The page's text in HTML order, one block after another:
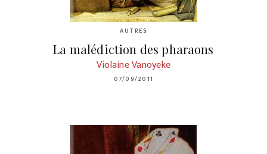
AUTRES
La malédiction des pharaons
Violaine Vanoyeke
07/09/2011